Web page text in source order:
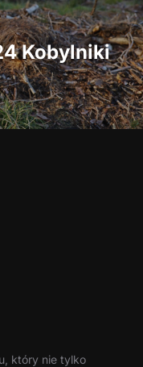
Kobylniki
który nie tylko